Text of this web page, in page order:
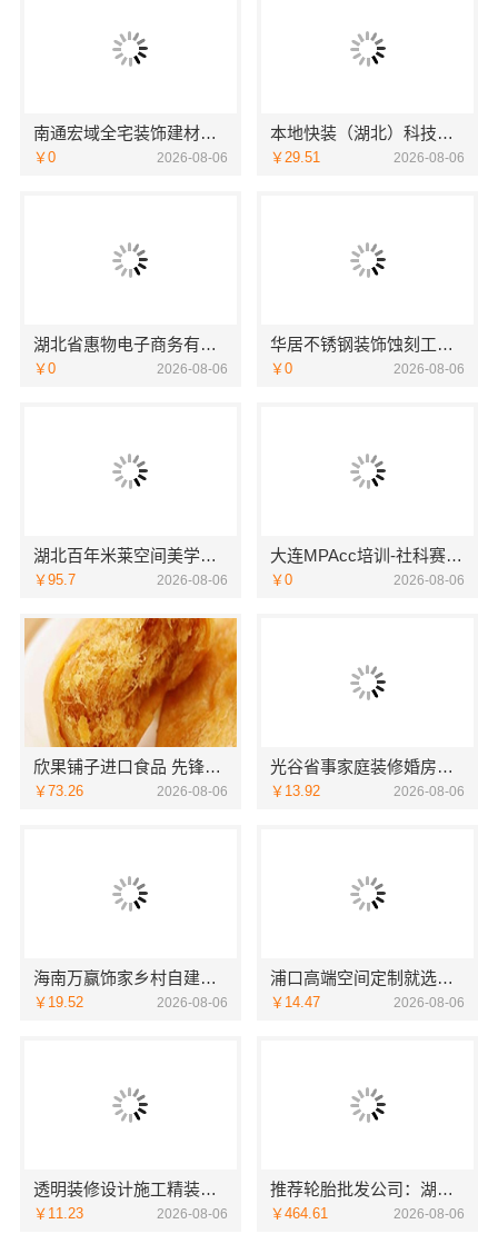
南通宏域全宅装饰建材有限公司海安二手房装修团队
￥0 2026-08-06
本地快装（湖北）科技有限公司|青山快装房子装修两房一厅
￥29.51 2026-08-06
湖北省惠物电子商务有限公司最新生鲜食品网站价格
￥0 2026-08-06
华居不锈钢装饰蚀刻工艺设计公司，不锈钢构件精工打造
￥0 2026-08-06
湖北百年米莱空间美学装饰材料有限公司武汉高端家装口碑怎么样
￥95.7 2026-08-06
大连MPAcc培训-社科赛斯专职师资为您答疑解惑
￥0 2026-08-06
欣果铺子进口食品 先锋设计团队研发
￥73.26 2026-08-06
光谷省事家庭装修婚房首选本地快装（湖北）科技有限公司
￥13.92 2026-08-06
海南万赢饰家乡村自建家装施工门窗焕新
￥19.52 2026-08-06
浦口高端空间定制就选南京市创亿讯，环保材料更安心
￥14.47 2026-08-06
透明装修设计施工精装，浙江臻美新型建材有限公司全程公开
￥11.23 2026-08-06
推荐轮胎批发公司：湖北省腾冠畅实业贸易有限公司功能
￥464.61 2026-08-06